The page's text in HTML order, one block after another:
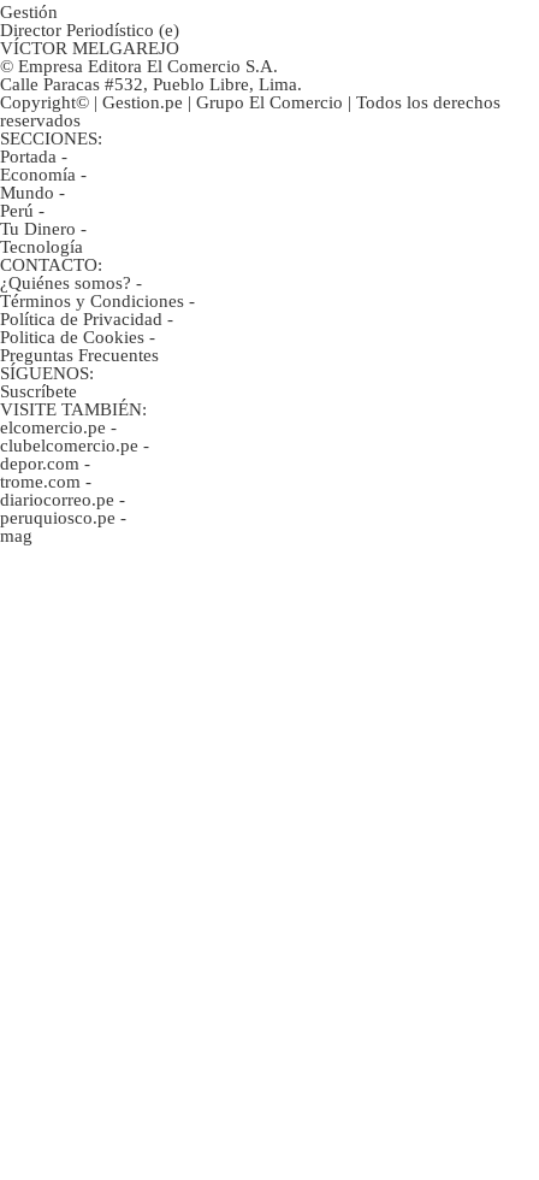
Gestión
Director Periodístico (e)
VÍCTOR MELGAREJO
© Empresa Editora El Comercio S.A.
Calle Paracas #532, Pueblo Libre, Lima.
Copyright© | Gestion.pe | Grupo El Comercio | Todos los derechos
reservados
SECCIONES:
Portada -
Economía -
Mundo -
Perú -
Tu Dinero -
Tecnología
CONTACTO:
¿Quiénes somos? -
Términos y Condiciones -
Política de Privacidad -
Politica de Cookies -
Preguntas Frecuentes
SÍGUENOS:
Suscríbete
VISITE TAMBIÉN:
elcomercio.pe -
clubelcomercio.pe -
depor.com -
trome.com -
diariocorreo.pe -
peruquiosco.pe -
mag